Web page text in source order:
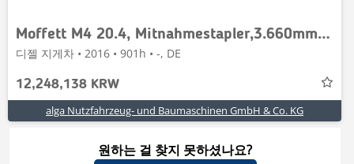
Moffett M4 20.4, Mitnahmestapler,3.660mm Hubhöhe, 2.0to.
디젤 지게차 • 2016 • 901h • -, DE
12,248,138 KRW
alga Nutzfahrzeug- und Baumaschinen GmbH & Co. KG
원하는 걸 찾지 못하셨나요?